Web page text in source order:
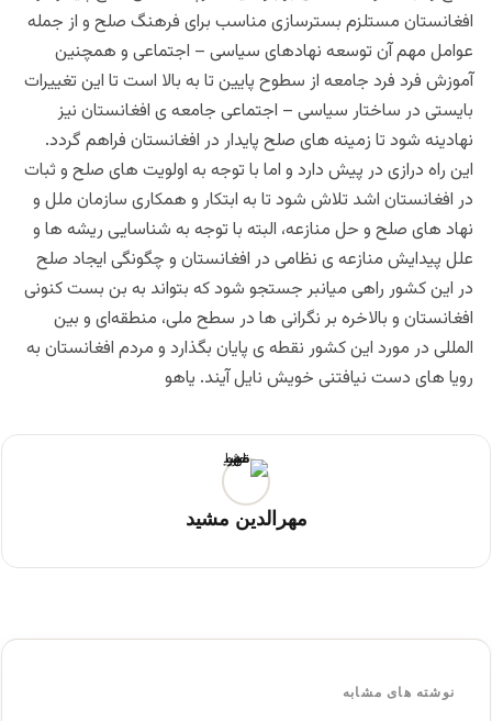
افغانستان مستلزم بسترسازی مناسب برای فرهنگ صلح و از جمله
عوامل مهم آن توسعه نهادهای سیاسی – اجتماعی و همچنین
آموزش فرد فرد جامعه از سطوح پایین تا به بالا است تا این تغییرات
بایستی در ساختار سیاسی – اجتماعی جامعه ی افغانستان نیز
نهادینه شود تا زمینه های صلح پایدار در افغانستان فراهم گردد.
این راه درازی در پیش دارد و اما با توجه به اولویت های صلح و ثبات
در افغانستان اشد تلاش شود تا به ابتکار و همکاری سازمان ملل و
نهاد های صلح و حل منازعه، البته با توجه به شناسایی ریشه ها و
علل پیدایش منازعه ی نظامی در افغانستان و چگونگی ایجاد صلح
در این کشور راهی میانبر جستجو شود که بتواند به بن بست کنونی
افغانستان و بالاخره بر نگرانی ها در سطح ملی، منطقه‌ای و بین
المللی در مورد این کشور نقطه ی پایان بگذارد و مردم افغانستان به
رویا های دست نیافتنی خویش نایل آیند. یاهو
مهرالدین مشید
نوشته های مشابه